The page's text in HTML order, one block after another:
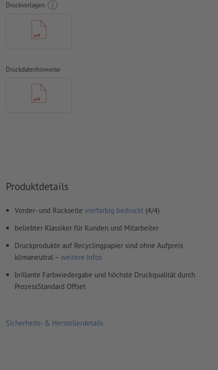
konvertiert werden
Farbmodus:
Papiere, FOGRA52 (PSO Uncoated v3 FOGRA52) für
Rechtschreib- und Satzfehler
Überdruckeneinstellungen
Kommentare
Druckvorlagen
Druckdatenhinweise
Produktdetails
Vorder- und Rückseite vierfarbig bedruckt (4/4)
beliebter Klassiker für Kunden und Mitarbeiter
Druckprodukte auf Recyclingpapier sind ohne Aufpreis
klimaneutral – weitere Infos
brillante Farbwiedergabe und höchste Druckqualität durch
ProzessStandard Offset
Sicherheits- & Herstellerdetails